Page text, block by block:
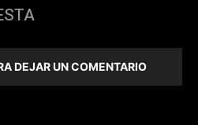
DEJAR UN COMENTARIO